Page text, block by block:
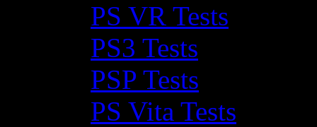
PS VR Tests
PS3 Tests
PSP Tests
PS Vita Tests